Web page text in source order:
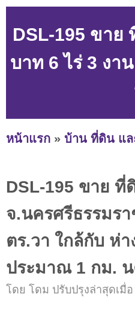
DSL-195 ขาย
บาท 6 ไร่ 3 งา
หน้าแรก » บ้าน ที่ดิน แล
DSL-195 ขาย
จ.นครศรีธรรมร
ตร.วา ใกล้กับ ห่
ประมาณ 1 กม.
โดย โดม ปรับปรุงล่าสุดเมื่